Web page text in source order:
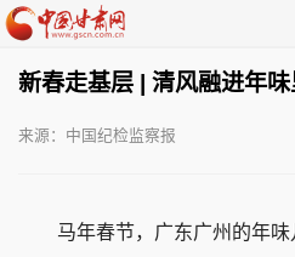
新春走基层 | 清风融进年味
来源：中国纪检监察报
马年春节，广东广州的年味